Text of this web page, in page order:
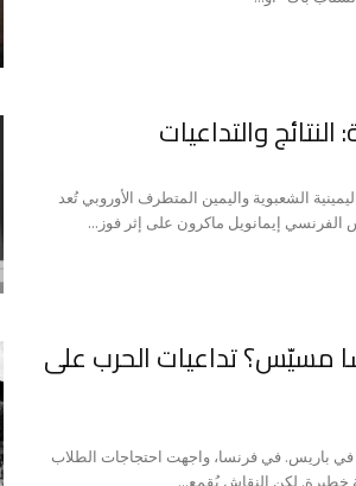
والتداعيات
الشعبوية واليمين المتطرف الأوروبي تُعد
الفرنسي إيمانويل ماكرون على إثر فوز...
مسيّس؟ تداعيات الحرب على
باريس. في فرنسا، واجهت احتجاجات الطلاب
خطيرة. لكن النقاش يُقمع...